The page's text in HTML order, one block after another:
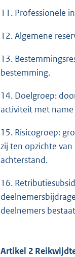
11. Professionele
12. Algemene
13.
bestemming.
14. Doelgroep:
activiteit met
15. Risicogroep:
zij ten opzichte
achterstand.
16.
deelnemers
Artikel 2